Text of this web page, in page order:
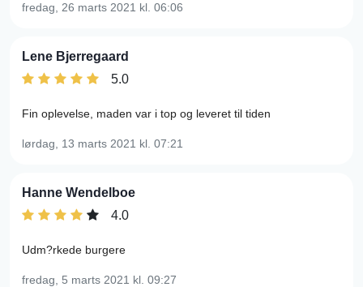
fredag, 26 marts 2021 kl. 06:06
Lene Bjerregaard
5.0
Fin oplevelse, maden var i top og leveret til tiden
lørdag, 13 marts 2021 kl. 07:21
Hanne Wendelboe
4.0
Udm?rkede burgere
fredag, 5 marts 2021 kl. 09:27